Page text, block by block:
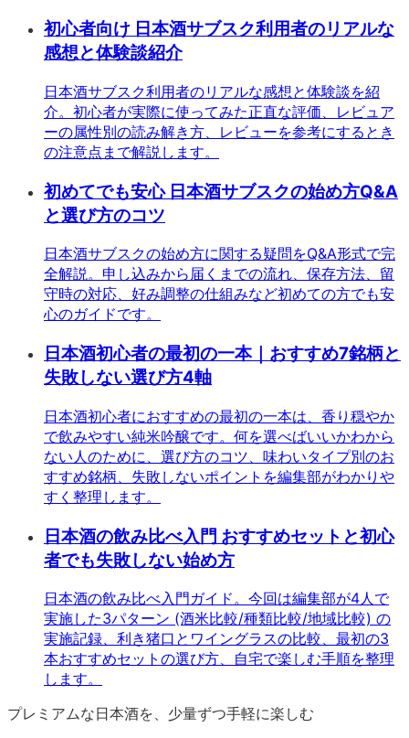
初心者向け 日本酒サブスク利用者のリアルな
感想と体験談紹介
日本酒サブスク利用者のリアルな感想と体験談を紹
介。初心者が実際に使ってみた正直な評価、レビュア
ーの属性別の読み解き方、レビューを参考にするとき
の注意点まで解説します。
初めてでも安心 日本酒サブスクの始め方Q&A
と選び方のコツ
日本酒サブスクの始め方に関する疑問をQ&A形式で完
全解説。申し込みから届くまでの流れ、保存方法、留
守時の対応、好み調整の仕組みなど初めての方でも安
心のガイドです。
日本酒初心者の最初の一本｜おすすめ7銘柄と
失敗しない選び方4軸
日本酒初心者におすすめの最初の一本は、香り穏やか
で飲みやすい純米吟醸です。何を選べばいいかわから
ない人のために、選び方のコツ、味わいタイプ別のお
すすめ銘柄、失敗しないポイントを編集部がわかりや
すく整理します。
日本酒の飲み比べ入門 おすすめセットと初心
者でも失敗しない始め方
日本酒の飲み比べ入門ガイド。今回は編集部が4人で
実施した3パターン (酒米比較/種類比較/地域比較) の
実施記録、利き猪口とワイングラスの比較、最初の3
本おすすめセットの選び方、自宅で楽しむ手順を整理
します。
プレミアムな日本酒を、少量ずつ手軽に楽しむ